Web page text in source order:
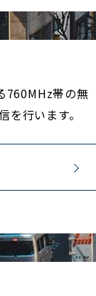
760MHz帯の無
行います。